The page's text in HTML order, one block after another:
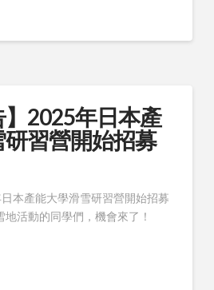
】2025年日本產
習營開始招募
日本產能大學滑雪研習營開始招募
活動的同學們，機會來了！